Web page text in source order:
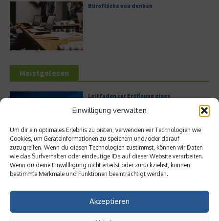
Einwilligung verwalten
Um dir ein optimales Erlebnis zu bieten, verwenden wir Technologien wie
Cookies, um Geräteinformationen zu speichern und/oder darauf
zuzugreifen. Wenn du diesen Technologien zustimmst, können wir Daten
wie das Surfverhalten oder eindeutige IDs auf dieser Website verarbeiten.
Wenn du deine Einwillligung nicht erteilst oder zurückziehst, können
bestimmte Merkmale und Funktionen beeinträchtigt werden.
Akzeptieren
Bürofläche neu denken
Meistgelesen
Leitfaden zur Eröffnung eines
Geschäftskontos für kleine Unternehmen
Hilton Worldwide: Eine Ikone der globalen
Hotellerie im Wandel der Zeit
Digitalisierung als Wettbewerbsvorteil